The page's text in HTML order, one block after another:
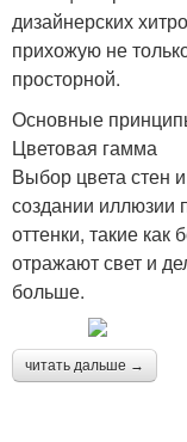
дизайнерских
прихожую не
просторной.
Основные
Цветовая гамма
Выбор цвета стен
создании иллюзии
оттенки, такие
отражают свет и
больше.
читать дальше →